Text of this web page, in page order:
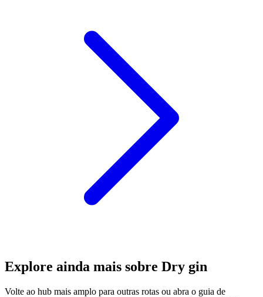
Explore ainda mais sobre Dry gin
Volte ao hub mais amplo para outras rotas ou abra o guia de